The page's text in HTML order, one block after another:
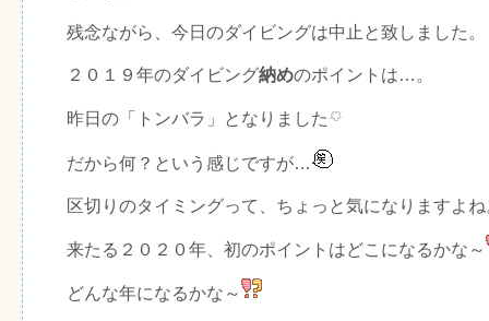
残念ながら、今日のダイビングは中止と致しました。
２０１９年のダイビング納めのポイントは…。
昨日の「トンバラ」となりました
だから何？という感じですが…
区切りのタイミングって、ちょっと気になりますよね
来たる２０２０年、初のポイントはどこになるかな～
どんな年になるかな～